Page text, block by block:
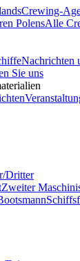
Crewing-
PolensAlle
Nachrichten
Sie uns
Dritter
Zweiter